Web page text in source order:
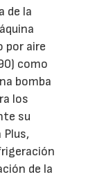
de la
por aire
como
bomba
los
su
de la